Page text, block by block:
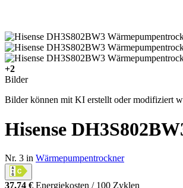
+2
Bilder
Bilder können mit KI erstellt oder modifiziert
Hisense
Nr. 3 in Wärmepumpentrockner
37,74 € Energiekosten / 100 Zyklen